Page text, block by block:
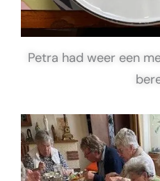
Petra had weer een